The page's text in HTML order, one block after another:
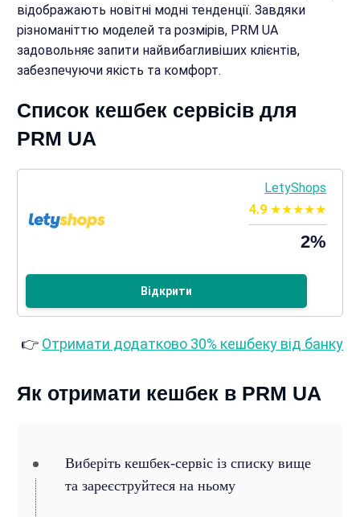
відображають новітні модні тенденції. Завдяки
різноманіттю моделей та розмірів, PRM UA
задовольняє запити найвибагливіших клієнтів,
забезпечуючи якість та комфорт.
Список кешбек сервісів для
PRM UA
LetyShops
4.9
2%
Відкрити
👉 Отримати додатково 30% кешбеку від банку
Як отримати кешбек в PRM UA
Виберіть кешбек-сервіс із списку вище
та зареєструйтеся на ньому